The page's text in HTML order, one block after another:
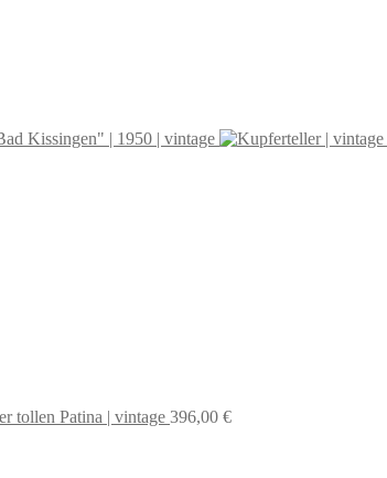
Kissingen" | 1950 | vintage
tollen Patina | vintage 396,00 €